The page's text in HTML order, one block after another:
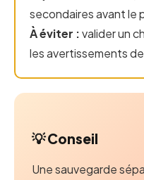
secondaires avant le
À éviter :valider un
les avertissements
💡 Conseil
Une sauvegarde